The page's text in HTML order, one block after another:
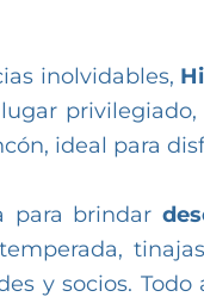
inolvidables,
ideal para
para brindar
y socios.